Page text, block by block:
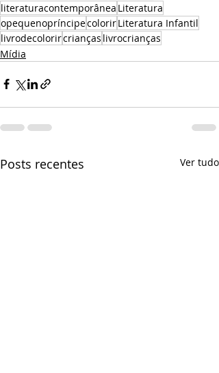
literaturacontemporânea Literatura
opequenopríncipecolorirLiteratura Infantil
livrodecolorircrianças livrocrianças
Mídia
Posts recentes Ver tudo